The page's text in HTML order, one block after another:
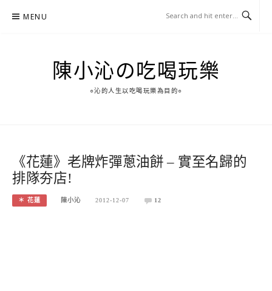
MENU
陳小沁の吃喝玩樂
○沁的人生以吃喝玩樂為目的○
《花蓮》老牌炸彈蔥油餅 – 實至名歸的
排隊夯店!
＊ 花蓮 陳小沁 2012-12-07 12